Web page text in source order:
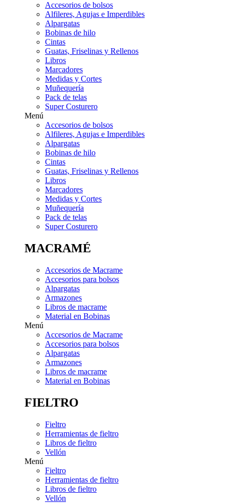
Accesorios de bolsos
Alfileres, Agujas e Imperdibles
Alpargatas
Bobinas de hilo
Cintas
Guatas, Friselinas y Rellenos
Libros
Marcadores
Medidas y Cortes
Muñequería
Pack de telas
Super Costurero
Menú
Accesorios de bolsos
Alfileres, Agujas e Imperdibles
Alpargatas
Bobinas de hilo
Cintas
Guatas, Friselinas y Rellenos
Libros
Marcadores
Medidas y Cortes
Muñequería
Pack de telas
Super Costurero
MACRAMÉ
Accesorios de Macrame
Accesorios para bolsos
Alpargatas
Armazones
Libros de macrame
Material en Bobinas
Menú
Accesorios de Macrame
Accesorios para bolsos
Alpargatas
Armazones
Libros de macrame
Material en Bobinas
FIELTRO
Fieltro
Herramientas de fieltro
Libros de fieltro
Vellón
Menú
Fieltro
Herramientas de fieltro
Libros de fieltro
Vellón